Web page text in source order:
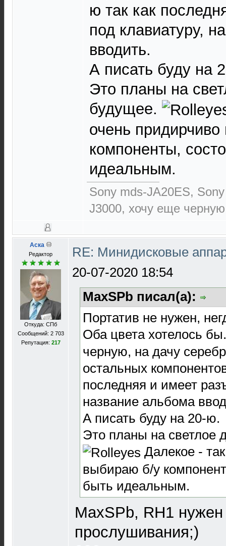
ю так как
под клавиатуру,
вводить.
А писать буду на
Это планы на
будущее.
очень
компоненты,
идеальным.
Sony mds-JA20ES,
J3000, хочу еще черную
Аска
Редактор
Откуда: СПб
Сообщений: 2 703
Репутация: 217
RE: Минидисковые
20-07-2020 18:54
MaxSPb писал(а):
Портатив не нужен,
Оба цвета хотелось
черную, на дачу
остальных
последняя и имеет
название альбома
А писать буду на 20-ю.
Это планы на светлое
Далекое -
выбираю б/у
быть идеальным.
MaxSPb, RH1
прослушивания;)